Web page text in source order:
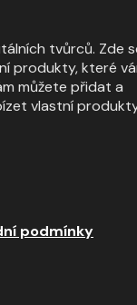
tvůrců. Zde
produkty, které
můžete přidat a
vlastní
podmínky